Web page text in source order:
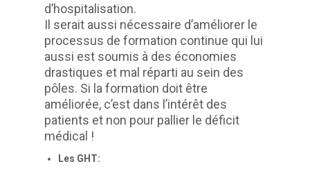
d’hospitalisation.
Il serait aussi nécessaire d’améliorer le
processus de formation continue qui lui
aussi est soumis à des économies
drastiques et mal réparti au sein des
pôles. Si la formation doit être
améliorée, c’est dans l’intérêt des
patients et non pour pallier le déficit
médical !
Les GHT: